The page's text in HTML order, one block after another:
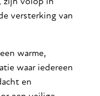
versterking van
warme,
waar iedereen
en